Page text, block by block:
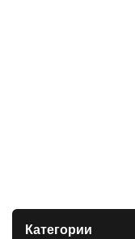
Категории